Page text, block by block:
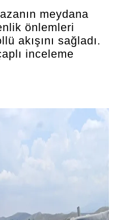
meydana
önlemleri
akışını sağladı.
inceleme